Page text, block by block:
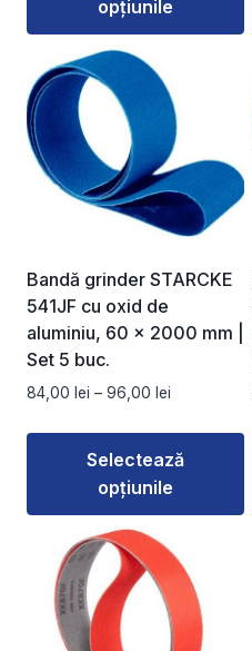
până
opțiunile
produs
are
mai
multe
variații.
Opțiunile
fi
alese
în
pagina
Bandă grinder STARCKE
541JF cu oxid de
aluminiu, 60 × 2000 mm |
Set 5 buc.
84,00 lei – 96,00 lei
prețuri:
84,00 lei
până
Selectează
opțiunile
produs
mai
multe